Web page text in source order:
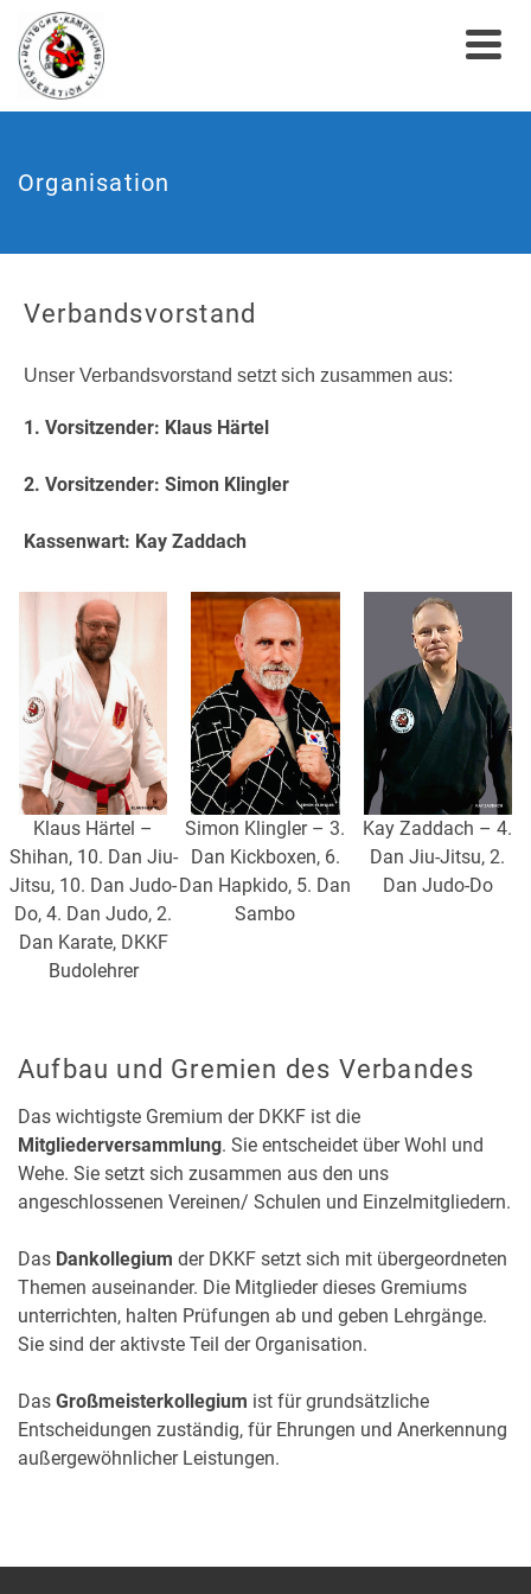
Organisation
Verbandsvorstand
Unser Verbandsvorstand setzt sich zusammen aus:
1. Vorsitzender: Klaus Härtel
2. Vorsitzender: Simon Klingler
Kassenwart: Kay Zaddach
Klaus Härtel –
Shihan, 10. Dan Jiu-
Jitsu, 10. Dan Judo-
Do, 4. Dan Judo, 2.
Dan Karate, DKKF
Budolehrer
Simon Klingler – 3.
Dan Kickboxen, 6.
Dan Hapkido, 5. Dan
Sambo
Kay Zaddach – 4.
Dan Jiu-Jitsu, 2.
Dan Judo-Do
Aufbau und Gremien des Verbandes
Das wichtigste Gremium der DKKF ist die
Mitgliederversammlung. Sie entscheidet über Wohl und
Wehe. Sie setzt sich zusammen aus den uns
angeschlossenen Vereinen/ Schulen und Einzelmitgliedern.
Das Dankollegium der DKKF setzt sich mit übergeordneten
Themen auseinander. Die Mitglieder dieses Gremiums
unterrichten, halten Prüfungen ab und geben Lehrgänge.
Sie sind der aktivste Teil der Organisation.
Das Großmeisterkollegium ist für grundsätzliche
Entscheidungen zuständig, für Ehrungen und Anerkennung
außergewöhnlicher Leistungen.